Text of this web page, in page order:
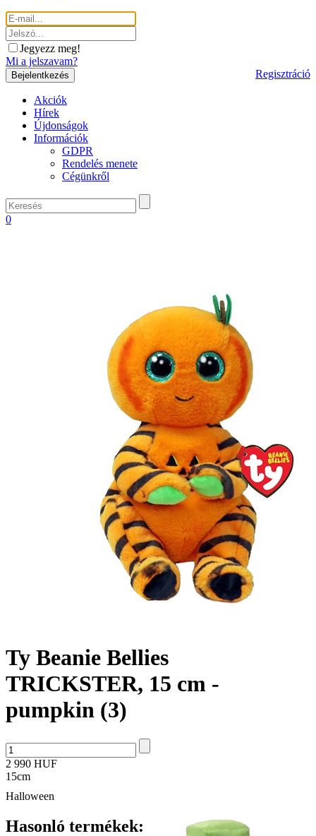
Jegyezz meg!
Mi a jelszavam?
Regisztráció
Akciók
Hírek
Újdonságok
Információk
GDPR
Rendelés menete
Cégünkről
0
Ty Beanie Bellies
TRICKSTER, 15 cm -
pumpkin (3)
2 990 HUF
15cm
Halloween
Hasonló termékek: